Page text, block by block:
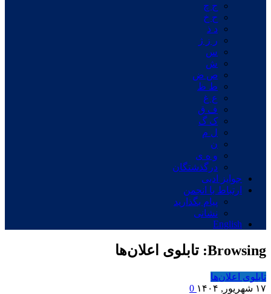
ج چ
ح خ
د ذ
ر ز ژ
س
ش
ص ض
ط ظ
ع غ
ف ق
ک گ
ل م
ن
و ه ی
درگذشتگان
جوایز ادبی
ارتباط با انجمن
پیام بگذارید
نشانی
English
Browsing: تابلوی اعلان‌ها
تابلوی اعلان‌ها
۱۷ شهریور, ۱۴۰۴